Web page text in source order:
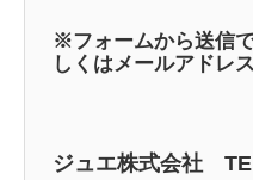
※フォームから送信
しくはメールアドレ
ジュエ株式会社